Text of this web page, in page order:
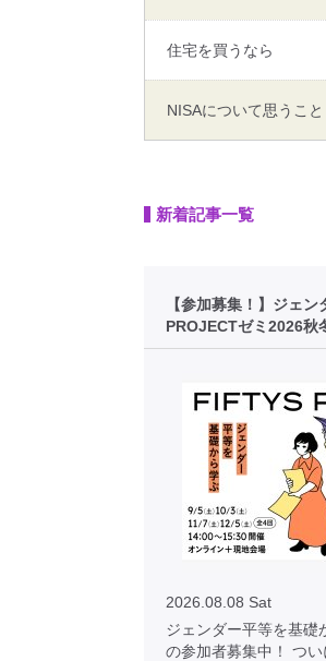
住宅を買うなら
NISAについて思うこと
新着記事一覧
【参加募集！】ジェ
PROJECTゼミ2026秋
2026.08.08 Sat
ジェンダー平等を基礎
の参加者募集中！ つ